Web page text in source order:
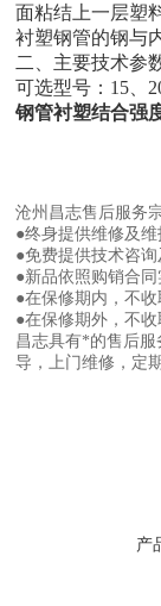
面粘结上一层塑
衬塑钢管的钢与
二、主要技术参
可选型号： 15、
钢管衬塑结合强
沧州昌志售后服务
●终身提供维修及
●免费提供技术咨
●新品依照购销合
●在保修期内，不
●在保修期外，不
昌志具有*的售后
导，上门维修，定
产